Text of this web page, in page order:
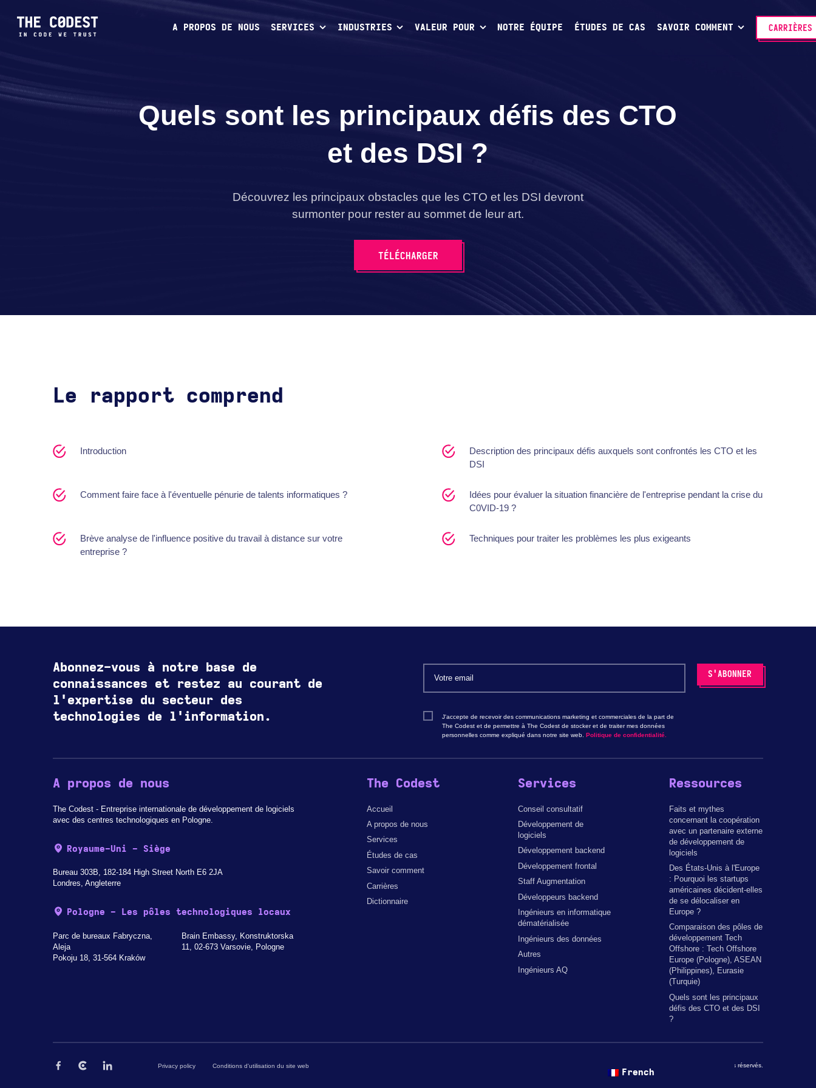
A PROPOS DE NOUS SERVICES INDUSTRIES VALEUR POUR NOTRE ÉQUIPE ÉTUDES DE CAS SAVOIR COMMENT CARRIÈRES
Quels sont les principaux défis des CTO
et des DSI ?
Découvrez les principaux obstacles que les CTO et les DSI devront
surmonter pour rester au sommet de leur art.
TÉLÉCHARGER
Le rapport comprend
Introduction
Description des principaux défis auxquels sont confrontés les CTO et les
DSI
Comment faire face à l'éventuelle pénurie de talents informatiques ?
Idées pour évaluer la situation financière de l'entreprise pendant la crise du
C0VID-19 ?
Brève analyse de l'influence positive du travail à distance sur votre
entreprise ?
Techniques pour traiter les problèmes les plus exigeants
Abonnez-vous à notre base de
connaissances et restez au courant de
l'expertise du secteur des
technologies de l'information.
J'accepte de recevoir des communications marketing et commerciales de la part de
The Codest et de permettre à The Codest de stocker et de traiter mes données
personnelles comme expliqué dans notre site web.Politique de confidentialité.
A propos de nous
The Codest - Entreprise internationale de développement de logiciels
avec des centres technologiques en Pologne.
Royaume-Uni - Siège
Bureau 303B, 182-184 High Street North E6 2JA
Londres, Angleterre
Pologne - Les pôles technologiques locaux
Parc de bureaux Fabryczna,
Aleja
Pokoju 18, 31-564 Kraków
Brain Embassy, Konstruktorska
11, 02-673 Varsovie, Pologne
The Codest
Accueil
A propos de nous
Services
Études de cas
Savoir comment
Carrières
Dictionnaire
Services
Conseil consultatif
Développement de
logiciels
Développement backend
Développement frontal
Staff Augmentation
Développeurs backend
Ingénieurs en informatique
dématérialisée
Ingénieurs des données
Autres
Ingénieurs AQ
Ressources
Faits et mythes
concernant la coopération
avec un partenaire externe
de développement de
logiciels
Des États-Unis à l'Europe
: Pourquoi les startups
américaines décident-elles
de se délocaliser en
Europe ?
Comparaison des pôles de
développement Tech
Offshore : Tech Offshore
Europe (Pologne), ASEAN
(Philippines), Eurasie
(Turquie)
Quels sont les principaux
défis des CTO et des DSI
?
Privacy policy Conditions d'utilisation du site web Copyright © 2026 par The Codest. Tous droits réservés.
French